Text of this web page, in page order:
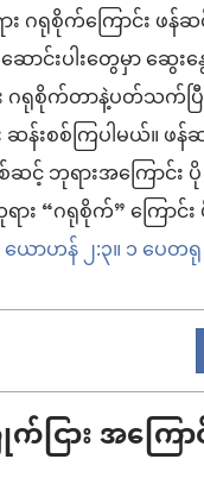
ဂရုစိုက်ကြောင်း ဖန်
ာင်းပါးတွေမှာ ဆွေးနွ
ဂရုစိုက်တာနဲ့ပတ်သက်ပြီ
းစစ်ကြပါမယ်။ ဖန်
ဆင့် ဘုရားအကြောင်း
း “ဂရုစိုက်” ကြောင်
ယောဟန် ၂:၃။၁ ပေတ
ား အကြောင်